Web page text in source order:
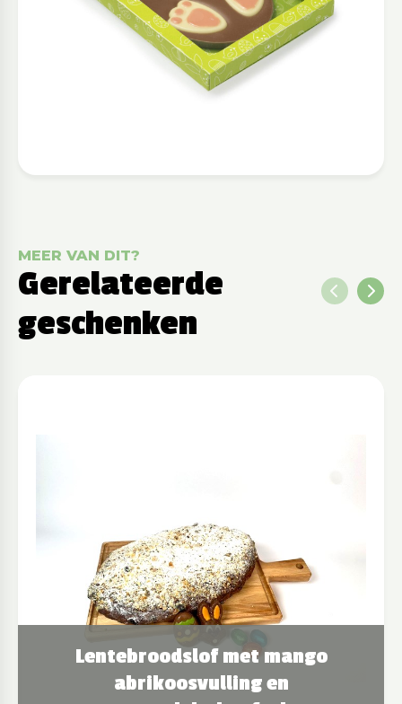
MEER VAN DIT?
Gerelateerde
geschenken
Lentebroodslof met mango
abrikoosvulling en